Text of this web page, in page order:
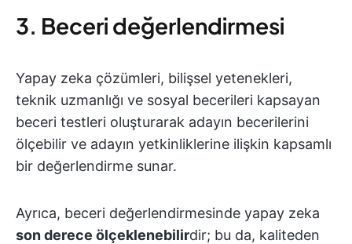
3. Beceri değerlendirmesi
Yapay zeka çözümleri, bilişsel yetenekleri,
teknik uzmanlığı ve sosyal becerileri kapsayan
beceri testleri oluşturarak adayın becerilerini
ölçebilir ve adayın yetkinliklerine ilişkin kapsamlı
bir değerlendirme sunar.
Ayrıca, beceri değerlendirmesinde yapay zeka
son derece ölçeklenebilirdir; bu da, kaliteden